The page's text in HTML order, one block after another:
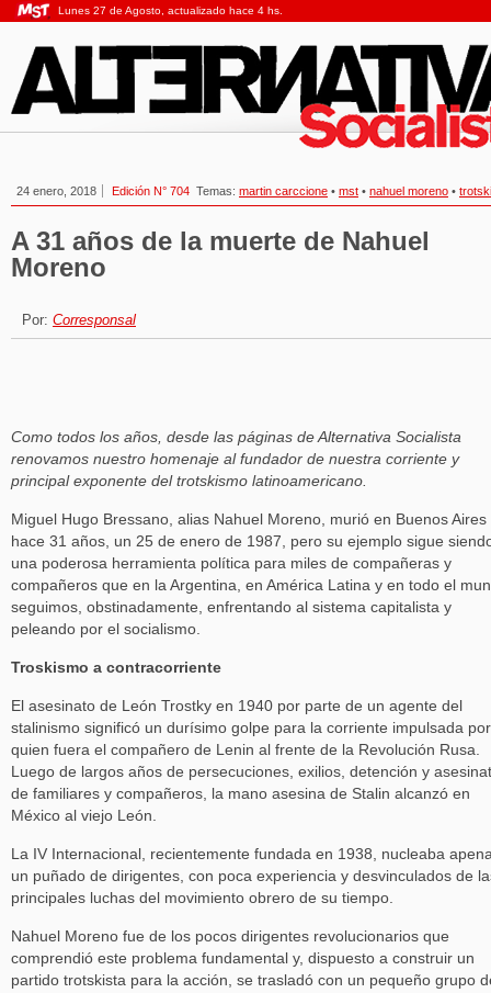
Lunes 27 de Agosto, actualizado hace 4 hs.
24 enero, 2018 Edición N° 704 Temas: martin carccione • mst • nahuel moreno •
A 31 años de la muerte de Nahuel
Moreno
Por: Corresponsal
Como todos los años, desde las páginas de Alternativa Socialista
renovamos nuestro homenaje al fundador de nuestra corriente y
principal exponente del trotskismo latinoamericano.
Miguel Hugo Bressano, alias Nahuel Moreno, murió en Buenos Aires
hace 31 años, un 25 de enero de 1987, pero su ejemplo sigue
una poderosa herramienta política para miles de compañeras y
compañeros que en la Argentina, en América Latina y en todo el
seguimos, obstinadamente, enfrentando al sistema capitalista y
peleando por el socialismo.
Troskismo a contracorriente
El asesinato de León Trostky en 1940 por parte de un agente del
stalinismo significó un durísimo golpe para la corriente impulsada por
quien fuera el compañero de Lenin al frente de la Revolución Rusa.
Luego de largos años de persecuciones, exilios, detención y
de familiares y compañeros, la mano asesina de Stalin alcanzó en
México al viejo León.
La IV Internacional, recientemente fundada en 1938, nucleaba
un puñado de dirigentes, con poca experiencia y desvinculados de
principales luchas del movimiento obrero de su tiempo.
Nahuel Moreno fue de los pocos dirigentes revolucionarios que
comprendió este problema fundamental y, dispuesto a construir un
partido trotskista para la acción, se trasladó con un pequeño grupo